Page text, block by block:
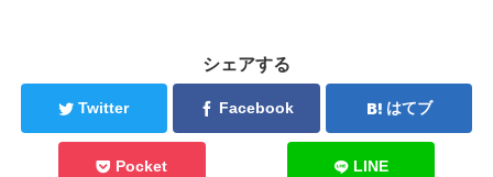
シェアする
Twitter Facebook はてブ
Pocket LINE